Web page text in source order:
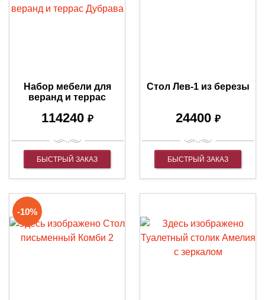
Набор мебели для
веранд и террас
114240 ₽
БЫСТРЫЙ ЗАКАЗ
Стол Лев-1 из березы
24400 ₽
БЫСТРЫЙ ЗАКАЗ
-10%